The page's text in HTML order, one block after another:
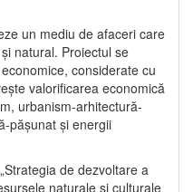
un mediu de afaceri care
natural. Proiectul se
considerate cu
valorificarea economică
urbanism-arhitectură-
pășunat și energii
de dezvoltare a
naturale și culturale